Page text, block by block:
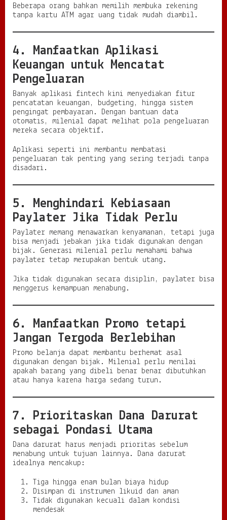
Beberapa orang bahkan memilih membuka rekening
tanpa kartu ATM agar uang tidak mudah diambil.
4. Manfaatkan Aplikasi
Keuangan untuk Mencatat
Pengeluaran
Banyak aplikasi fintech kini menyediakan fitur
pencatatan keuangan, budgeting, hingga sistem
pengingat pembayaran. Dengan bantuan data
otomatis, milenial dapat melihat pola pengeluaran
mereka secara objektif.
Aplikasi seperti ini membantu membatasi
pengeluaran tak penting yang sering terjadi tanpa
disadari.
5. Menghindari Kebiasaan
Paylater Jika Tidak Perlu
Paylater memang menawarkan kenyamanan, tetapi juga
bisa menjadi jebakan jika tidak digunakan dengan
bijak. Generasi milenial perlu memahami bahwa
paylater tetap merupakan bentuk utang.
Jika tidak digunakan secara disiplin, paylater bisa
menggerus kemampuan menabung.
6. Manfaatkan Promo tetapi
Jangan Tergoda Berlebihan
Promo belanja dapat membantu berhemat asal
digunakan dengan bijak. Milenial perlu menilai
apakah barang yang dibeli benar benar dibutuhkan
atau hanya karena harga sedang turun.
7. Prioritaskan Dana Darurat
sebagai Pondasi Utama
Dana darurat harus menjadi prioritas sebelum
menabung untuk tujuan lainnya. Dana darurat
idealnya mencakup:
Tiga hingga enam bulan biaya hidup
Disimpan di instrumen likuid dan aman
Tidak digunakan kecuali dalam kondisi
mendesak